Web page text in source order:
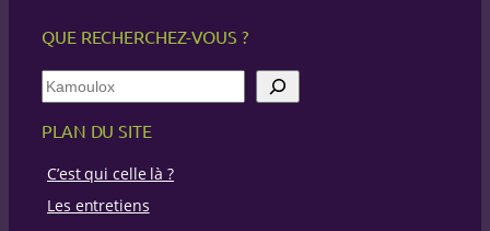
QUE RECHERCHEZ-VOUS ?
R
e
h
PLAN DU SITE
C’est qui celle là ?
Les entretiens